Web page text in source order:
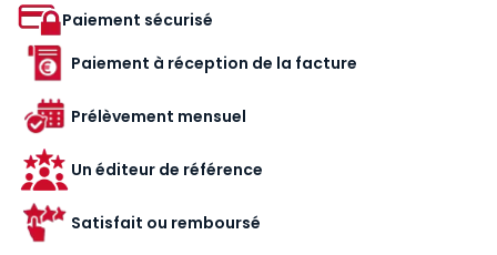
Paiement sécurisé
Paiement à réception de la facture
Prélèvement mensuel
Un éditeur de référence
Satisfait ou remboursé